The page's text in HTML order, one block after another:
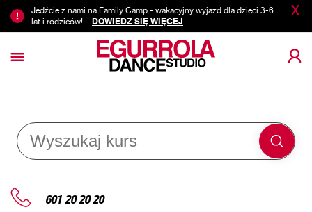
X
Jedźcie z nami na Family Camp - wakacyjny wyjazd dla dzieci 3-6
lat i rodziców!
DOWIEDZ SIĘ WIĘCEJ
601 20 20 20